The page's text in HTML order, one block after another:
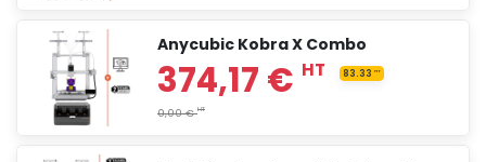
Anycubic Kobra X Combo